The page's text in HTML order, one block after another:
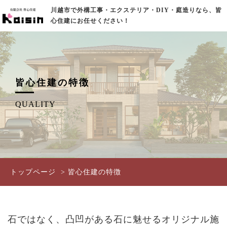
川越市で外構工事・エクステリア・DIY・庭造りなら、皆
心住建にお任せください！
皆心住建の特徴
QUALITY
トップページ 皆心住建の特徴
石ではなく、凸凹がある石に魅せるオリジナル施